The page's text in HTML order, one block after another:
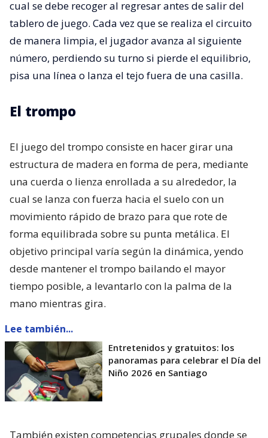
cual se debe recoger al regresar antes de salir del
tablero de juego. Cada vez que se realiza el circuito
de manera limpia, el jugador avanza al siguiente
número, perdiendo su turno si pierde el equilibrio,
pisa una línea o lanza el tejo fuera de una casilla.
El trompo
El juego del trompo consiste en hacer girar una
estructura de madera en forma de pera, mediante
una cuerda o lienza enrollada a su alrededor, la
cual se lanza con fuerza hacia el suelo con un
movimiento rápido de brazo para que rote de
forma equilibrada sobre su punta metálica. El
objetivo principal varía según la dinámica, yendo
desde mantener el trompo bailando el mayor
tiempo posible, a levantarlo con la palma de la
mano mientras gira.
Lee también...
Entretenidos y gratuitos: los
panoramas para celebrar el Día del
Niño 2026 en Santiago
También existen competencias grupales donde se